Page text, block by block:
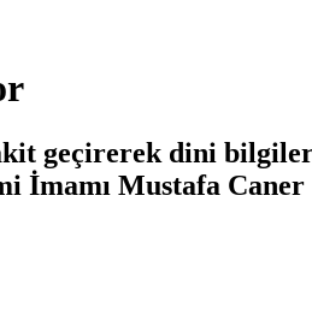
geçirerek dini
İmamı Mustafa